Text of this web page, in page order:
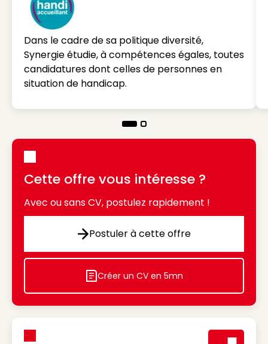
Dans le cadre de sa politique diversité,
Synergie étudie, à compétences égales, toutes
candidatures dont celles de personnes en
situation de handicap.
Cette offre vous intéresse ?
Avec ou sans CV, postulez rapidement !
Postuler à cette offre
Postuler à cette offre
Icon decorative
Créer un CV en 5mn